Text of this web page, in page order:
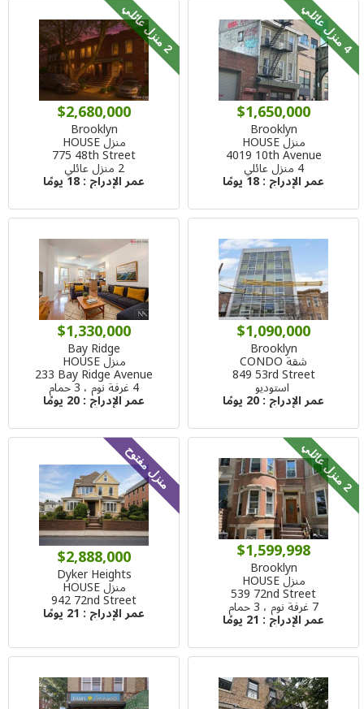
4
م
ن
ز
ل
ع
ا
ئ
ل
ي
$1,650,000
Brooklyn
منزل HOUSE
4019 10th Avenue
4 منزل عائلي
عمر الإدراج :18 يومًا
2
م
ن
ز
ل
ع
ا
ئ
ل
ي
$2,680,000
Brooklyn
منزل HOUSE
775 48th Street
2 منزل عائلي
عمر الإدراج :18 يومًا
$1,090,000
Brooklyn
شقة CONDO
849 53rd Street
استوديو
عمر الإدراج :20 يومًا
$1,330,000
Bay Ridge
منزل HOUSE
233 Bay Ridge Avenue
4 غرفة نوم ، 3 حمام
عمر الإدراج :20 يومًا
2
م
ن
ز
ل
ع
ا
ئ
ل
ي
$1,599,998
Brooklyn
منزل HOUSE
539 72nd Street
7 غرفة نوم ، 3 حمام
عمر الإدراج : 21 يومًا
منزل مفتوح
$2,888,000
Dyker Heights
منزل HOUSE
942 72nd Street
عمر الإدراج : 21 يومًا